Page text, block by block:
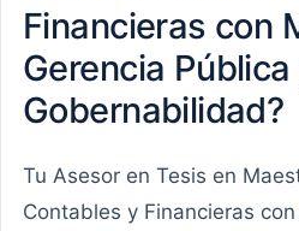
Financieras con
Gerencia Pública
Gobernabilidad?
Tu Asesor en Tesis en
Contables y Financieras